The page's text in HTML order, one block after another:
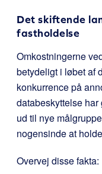
Det skiftende
fastholdelse
Omkostningerne
betydeligt i løbet af
konkurrence på
databeskyttelse
ud til nye
nogensinde at
Overvej disse fakta: